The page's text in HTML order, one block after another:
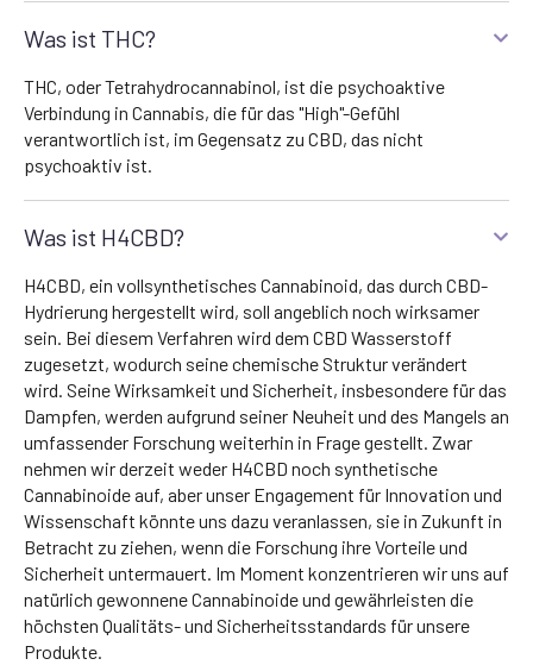
Was ist THC?
THC, oder Tetrahydrocannabinol, ist die psychoaktive
Verbindung in Cannabis, die für das "High"-Gefühl
verantwortlich ist, im Gegensatz zu CBD, das nicht
psychoaktiv ist.
Was ist H4CBD?
H4CBD, ein vollsynthetisches Cannabinoid, das durch CBD-
Hydrierung hergestellt wird, soll angeblich noch wirksamer
sein. Bei diesem Verfahren wird dem CBD Wasserstoff
zugesetzt, wodurch seine chemische Struktur verändert
wird. Seine Wirksamkeit und Sicherheit, insbesondere für das
Dampfen, werden aufgrund seiner Neuheit und des Mangels an
umfassender Forschung weiterhin in Frage gestellt. Zwar
nehmen wir derzeit weder H4CBD noch synthetische
Cannabinoide auf, aber unser Engagement für Innovation und
Wissenschaft könnte uns dazu veranlassen, sie in Zukunft in
Betracht zu ziehen, wenn die Forschung ihre Vorteile und
Sicherheit untermauert. Im Moment konzentrieren wir uns auf
natürlich gewonnene Cannabinoide und gewährleisten die
höchsten Qualitäts- und Sicherheitsstandards für unsere
Produkte.